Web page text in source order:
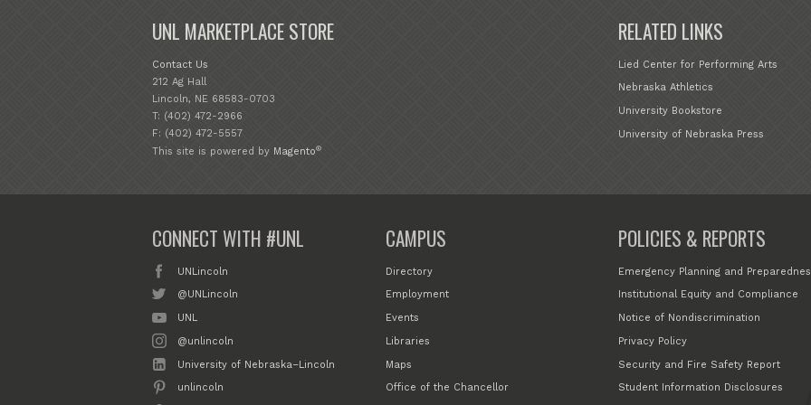
UNL MARKETPLACE STORE
Contact Us
212 Ag Hall
Lincoln, NE 68583-0703
T: (402) 472-2966
F: (402) 472-5557
RELATED LINKS
Lied Center for Performing Arts
Nebraska Athletics
University Bookstore
University of Nebraska Press
This site is powered by Magento®
CONNECT WITH #UNL
UNLincoln
@UNLincoln
UNL
@unlincoln
University of Nebraska–Lincoln
unlincoln
CAMPUS
Directory
Employment
Events
Libraries
Maps
Office of the Chancellor
POLICIES & REPORTS
Emergency Planning and
Institutional Equity and Compliance
Notice of Nondiscrimination
Privacy Policy
Security and Fire Safety Report
Student Information Disclosures